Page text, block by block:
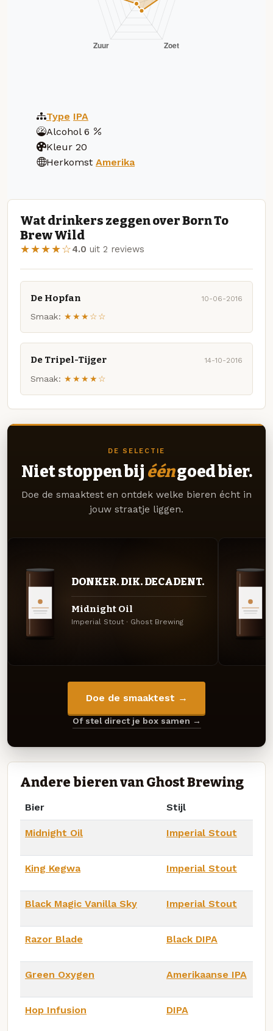
Type IPA
Alcohol 6
Kleur 20
Herkomst Amerika
Wat drinkers zeggen over Born To
Brew Wild
★★★★☆4.0 uit 2 reviews
De Hopfan 10-06-2016
Smaak: ★★★☆☆
De Tripel-Tijger 14-10-2016
Smaak: ★★★★☆
DE SELECTIE
Niet stoppen bij ééngoed bier.
Doe de smaaktest en ontdek welke bieren écht in
jouw straatje liggen.
DONKER. DIK. DECADENT.
Midnight Oil
Imperial Stout · Ghost Brewing
Doe de smaaktest →
Of stel direct je box samen →
Andere bieren van Ghost Brewing
Bier Stijl
Midnight Oil Imperial Stout
King Kegwa Imperial Stout
Black Magic Vanilla Sky Imperial Stout
Razor Blade Black DIPA
Green Oxygen Amerikaanse IPA
Hop Infusion DIPA